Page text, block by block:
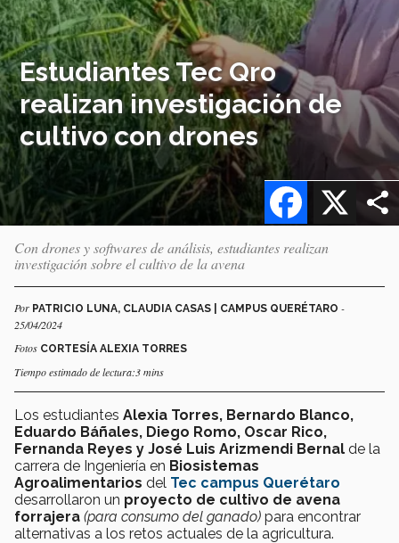
Estudiantes Tec Qro
realizan investigación de
cultivo con drones
X
Facebook
Con drones y softwares de análisis, estudiantes realizan
investigación sobre el cultivo de la avena
Por PATRICIO LUNA, CLAUDIA CASAS | CAMPUS QUERÉTARO -
25/04/2024
Fotos CORTESÍA ALEXIA TORRES
Tiempo estimado de lectura:3 mins
Los estudiantes Alexia Torres, Bernardo Blanco,
Eduardo Báñales, Diego Romo, Oscar Rico,
Fernanda Reyes y José Luis Arizmendi Bernal de la
carrera de Ingeniería en Biosistemas
Agroalimentarios del Tec campus Querétaro
desarrollaron un proyecto de cultivo de avena
forrajera (para consumo del ganado) para encontrar
alternativas a los retos actuales de la agricultura.